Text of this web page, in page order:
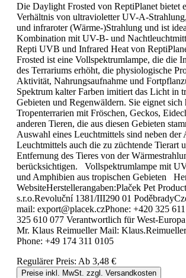
Die Daylight Frosted von ReptiPlanet bietet
Verhältnis von ultravioletter UV-A-
und infraroter (Wärme-)Strahlung und ist
Kombination mit UV-B- und
Repti UVB und Infrared Heat von
Frosted ist eine Vollspektrumlampe, die die
des Terrariums erhöht, die physiologische
Aktivität, Nahrungsaufnahme und
Spektrum kalter Farben imitiert das Licht in
Gebieten und Regenwäldern. Sie eignet
Tropenterrarien mit Fröschen, Geckos,
anderen Tieren, die aus diesen Gebieten
Auswahl eines Leuchtmittels sind neben der
Leuchtmittels auch die zu züchtende Tierart
Entfernung des Tieres von der
berücksichtigen. Vollspektrumlampe mit
und Amphibien aus tropischen Gebieten
WebsiteHerstellerangaben:Plaček Pet
s.r.o.Revoluční 1381/III290 01
mail: export@placek.czPhone: +420 325
325 610 077 Verantwortlich für West-
Mr. Klaus Reimueller Mail:
Phone: +49 174 311 0105
Regulärer Preis: Ab 3,48 €
Preise inkl. MwSt. zzgl. Versandkosten